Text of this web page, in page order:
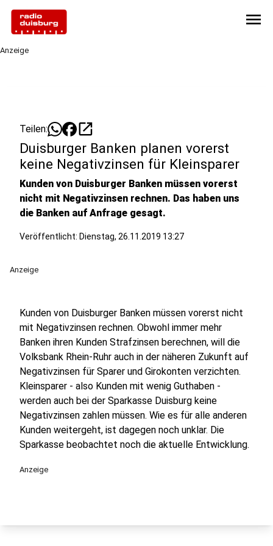
menu
Anzeige
Teilen: open_in_new
Duisburger Banken planen vorerst
keine Negativzinsen für Kleinsparer
Kunden von Duisburger Banken müssen vorerst
nicht mit Negativzinsen rechnen. Das haben uns
die Banken auf Anfrage gesagt.
Veröffentlicht: Dienstag, 26.11.2019 13:27
Anzeige
Kunden von Duisburger Banken müssen vorerst nicht
mit Negativzinsen rechnen. Obwohl immer mehr
Banken ihren Kunden Strafzinsen berechnen, will die
Volksbank Rhein-Ruhr auch in der näheren Zukunft auf
Negativzinsen für Sparer und Girokonten verzichten.
Kleinsparer - also Kunden mit wenig Guthaben -
werden auch bei der Sparkasse Duisburg keine
Negativzinsen zahlen müssen. Wie es für alle anderen
Kunden weitergeht, ist dagegen noch unklar. Die
Sparkasse beobachtet noch die aktuelle Entwicklung.
Anzeige